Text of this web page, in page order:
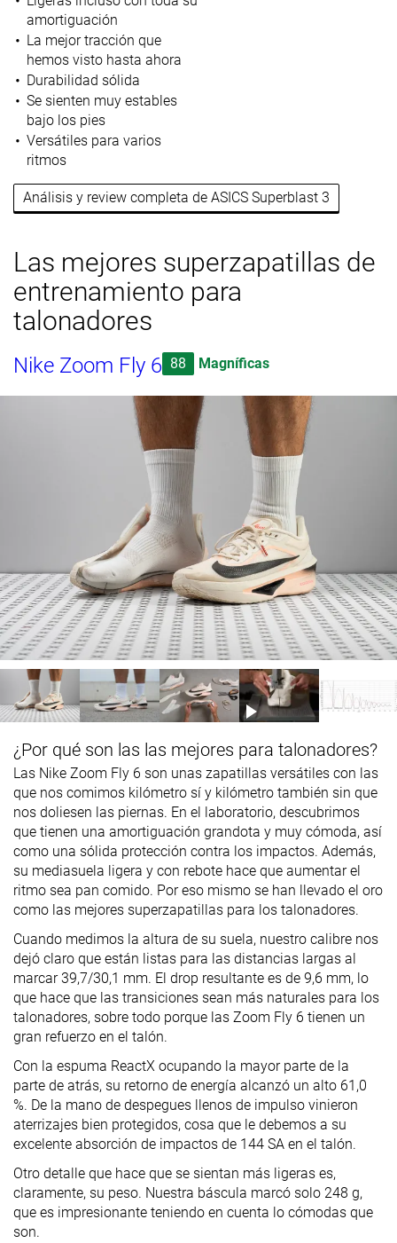
amortiguación
La mejor tracción que
hemos visto hasta ahora
Durabilidad sólida
Se sienten muy estables
bajo los pies
Versátiles para varios
ritmos
Análisis y review completa de ASICS Superblast 3
Las mejores superzapatillas de
entrenamiento para
talonadores
Nike Zoom Fly 6 88 Magníficas
¿Por qué son las las mejores para talonadores?
Las Nike Zoom Fly 6 son unas zapatillas versátiles con las
que nos comimos kilómetro sí y kilómetro también sin que
nos doliesen las piernas. En el laboratorio, descubrimos
que tienen una amortiguación grandota y muy cómoda, así
como una sólida protección contra los impactos. Además,
su mediasuela ligera y con rebote hace que aumentar el
ritmo sea pan comido. Por eso mismo se han llevado el oro
como las mejores superzapatillas para los talonadores.
Cuando medimos la altura de su suela, nuestro calibre nos
dejó claro que están listas para las distancias largas al
marcar 39,7/30,1 mm. El drop resultante es de 9,6 mm, lo
que hace que las transiciones sean más naturales para los
talonadores, sobre todo porque las Zoom Fly 6 tienen un
gran refuerzo en el talón.
Con la espuma ReactX ocupando la mayor parte de la
parte de atrás, su retorno de energía alcanzó un alto 61,0
%. De la mano de despegues llenos de impulso vinieron
aterrizajes bien protegidos, cosa que le debemos a su
excelente absorción de impactos de 144 SA en el talón.
Otro detalle que hace que se sientan más ligeras es,
claramente, su peso. Nuestra báscula marcó solo 248 g,
que es impresionante teniendo en cuenta lo cómodas que
son.